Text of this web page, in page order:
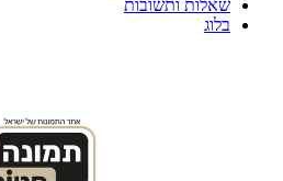
שאלות ותשובות
בלוג